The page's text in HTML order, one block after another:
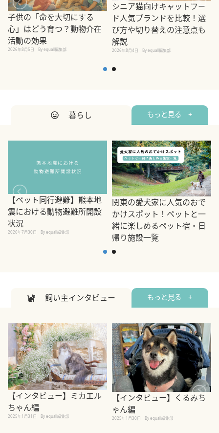
子供の「命を大切にする
心」はどう育つ？動物介在
活動の効果
2026年8月5日 By equall編集部
シニア猫向けキャットフー
ド人気ブランドを比較！選
び方や切り替えの注意点も
解説
2026年8月4日 By equall編集部
暮らし もっと見る +
【ペット同行避難】熊本地
震における動物避難所開設
状況
2026年7月30日 By equall編集部
関東の愛犬家に人気のおで
かけスポット！ペットと一
緒に楽しめるペット宿・日
帰り施設一覧
飼い主インタビュー もっと見る +
【インタビュー】ミカエル
ちゃん編
2025年1月31日 By equall編集部
【インタビュー】くるみち
ゃん編
2025年1月30日 By equall編集部